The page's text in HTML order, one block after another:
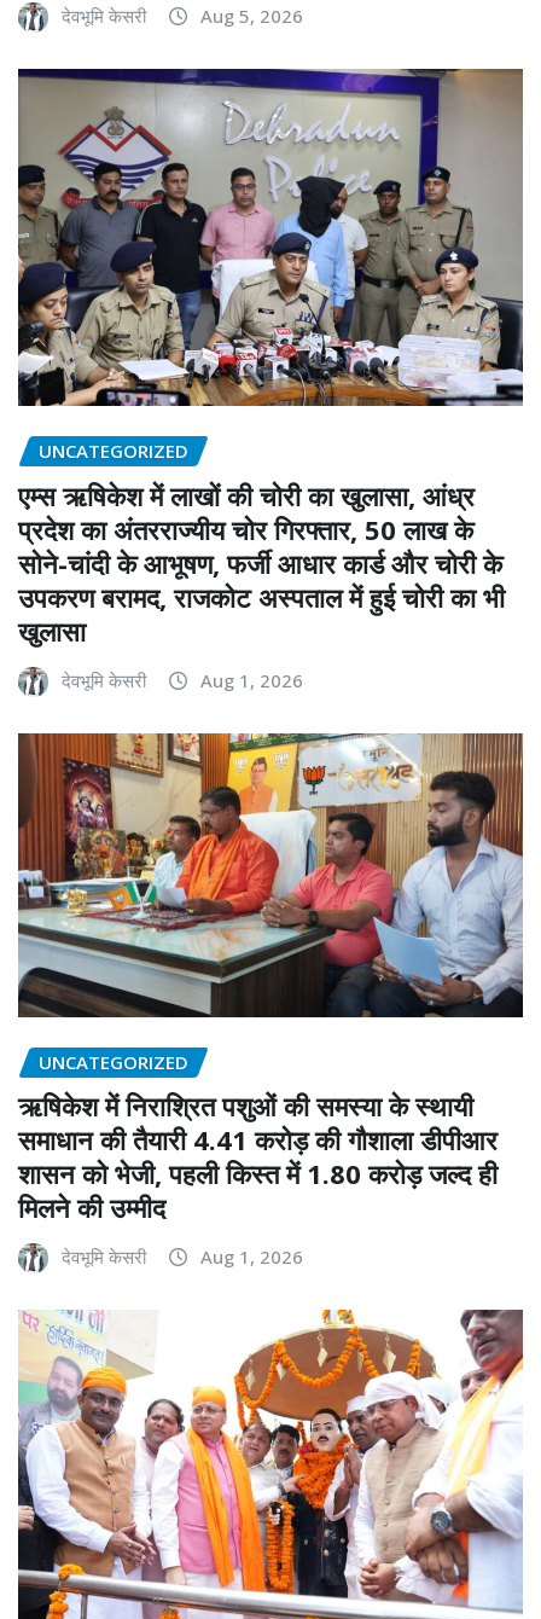
देवभूमि केसरी Aug 5, 2026
UNCATEGORIZED
एम्स ऋषिकेश में लाखों की चोरी का खुलासा, आंध्र
प्रदेश का अंतरराज्यीय चोर गिरफ्तार, 50 लाख के
सोने-चांदी के आभूषण, फर्जी आधार कार्ड और चोरी के
उपकरण बरामद, राजकोट अस्पताल में हुई चोरी का भी
खुलासा
देवभूमि केसरी Aug 1, 2026
UNCATEGORIZED
ऋषिकेश में निराश्रित पशुओं की समस्या के स्थायी
समाधान की तैयारी 4.41 करोड़ की गौशाला डीपीआर
शासन को भेजी, पहली किस्त में 1.80 करोड़ जल्द ही
मिलने की उम्मीद
देवभूमि केसरी Aug 1, 2026